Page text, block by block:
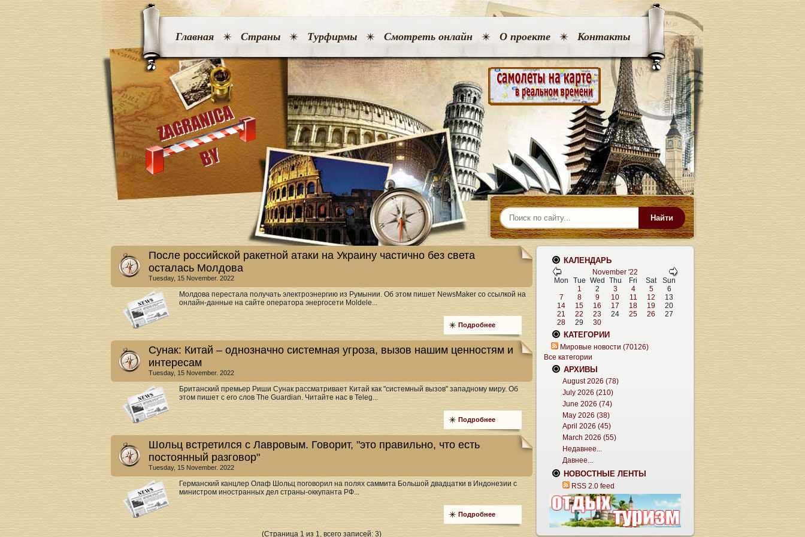
Главная Страны Турфирмы Смотреть онлайн О проекте Контакты
Найти
После российской ракетной атаки на Украину частично без света
осталась Молдова
Tuesday, 15 November. 2022
Молдова перестала получать электроэнергию из Румынии. Об этом пишет NewsMaker со ссылкой на
онлайн-данные на сайте оператора энергосети Moldele...
Подробнее
Сунак: Китай – однозначно системная угроза, вызов нашим ценностям и
интересам
Tuesday, 15 November. 2022
Британский премьер Риши Сунак рассматривает Китай как "системный вызов" западному миру. Об
этом пишет с его слов The Guardian. Читайте нас в Teleg...
Подробнее
Шольц встретился с Лавровым. Говорит, "это правильно, что есть
постоянный разговор"
Tuesday, 15 November. 2022
Германский канцлер Олаф Шольц поговорил на полях саммита Большой двадцатки в Индонезии с
министром иностранных дел страны-оккупанта РФ...
Подробнее
(Страница 1 из 1, всего записей: 3)
КАЛЕНДАРЬ
November '22
Mon
Tue Wed Thu Fri Sat
Sun
1
2 3 4 5
6
7
8 9 10 11 12
13
14
15 16 17 18 19
20
21
22 23 24 25 26
27
28
29 30
КАТЕГОРИИ
Мировые новости (70126)
Все категории
АРХИВЫ
August 2026 (78)
July 2026 (210)
June 2026 (74)
May 2026 (38)
April 2026 (45)
March 2026 (55)
Недавнее...
Давнее...
НОВОСТНЫЕ ЛЕНТЫ
RSS 2.0 feed